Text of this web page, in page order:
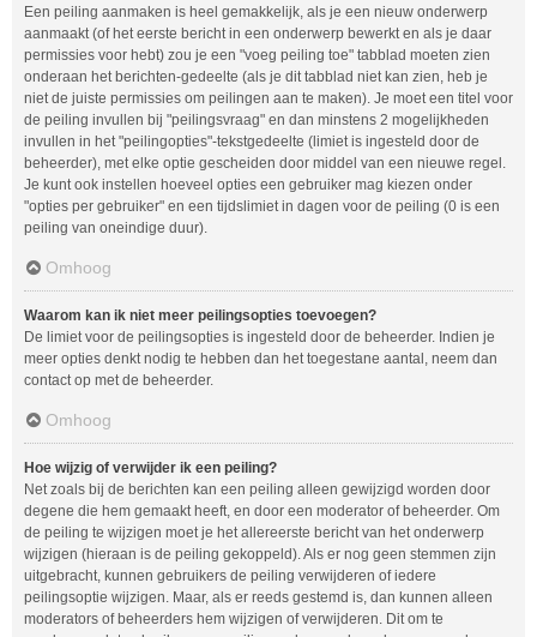
Een peiling aanmaken is heel gemakkelijk, als je een nieuw onderwerp
aanmaakt (of het eerste bericht in een onderwerp bewerkt en als je daar
permissies voor hebt) zou je een "voeg peiling toe" tabblad moeten zien
onderaan het berichten-gedeelte (als je dit tabblad niet kan zien, heb je
niet de juiste permissies om peilingen aan te maken). Je moet een titel voor
de peiling invullen bij "peilingsvraag" en dan minstens 2 mogelijkheden
invullen in het "peilingopties"-tekstgedeelte (limiet is ingesteld door de
beheerder), met elke optie gescheiden door middel van een nieuwe regel.
Je kunt ook instellen hoeveel opties een gebruiker mag kiezen onder
"opties per gebruiker" en een tijdslimiet in dagen voor de peiling (0 is een
peiling van oneindige duur).
Omhoog
Waarom kan ik niet meer peilingsopties toevoegen?
De limiet voor de peilingsopties is ingesteld door de beheerder. Indien je
meer opties denkt nodig te hebben dan het toegestane aantal, neem dan
contact op met de beheerder.
Omhoog
Hoe wijzig of verwijder ik een peiling?
Net zoals bij de berichten kan een peiling alleen gewijzigd worden door
degene die hem gemaakt heeft, en door een moderator of beheerder. Om
de peiling te wijzigen moet je het allereerste bericht van het onderwerp
wijzigen (hieraan is de peiling gekoppeld). Als er nog geen stemmen zijn
uitgebracht, kunnen gebruikers de peiling verwijderen of iedere
peilingsoptie wijzigen. Maar, als er reeds gestemd is, dan kunnen alleen
moderators of beheerders hem wijzigen of verwijderen. Dit om te